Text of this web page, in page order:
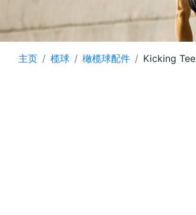
主页 榄球 橄榄球配件 Kicking Tee